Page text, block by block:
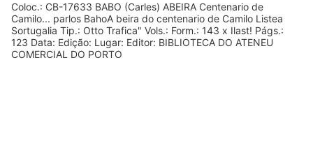
Coloc.: CB-17633 BABO (Carles) ABEIRA Centenario de
Camilo... parlos BahoA beira do centenario de Camilo Listea
Sortugalia Tip.: Otto Trafica" Vols.: Form.: 143 x Ilast! Págs.:
123 Data: Edição: Lugar: Editor: BIBLIOTECA DO ATENEU
COMERCIAL DO PORTO